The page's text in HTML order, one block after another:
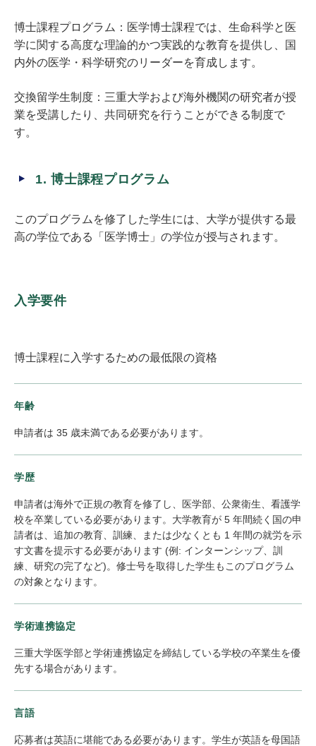
博士課程プログラム：医学博士課程では、生命科学と医
学に関する高度な理論的かつ実践的な教育を提供し、国
内外の医学・科学研究のリーダーを育成します。
交換留学生制度：三重大学および海外機関の研究者が授
業を受講したり、共同研究を行うことができる制度で
す。
1. 博士課程プログラム
このプログラムを修了した学生には、大学が提供する最
高の学位である「医学博士」の学位が授与されます。
入学要件
博士課程に入学するための最低限の資格
年齢
申請者は 35 歳未満である必要があります。
学歴
申請者は海外で正規の教育を修了し、医学部、公衆衛生、看護学
校を卒業している必要があります。大学教育が 5 年間続く国の申
請者は、追加の教育、訓練、または少なくとも 1 年間の就労を示
す文書を提示する必要があります (例: インターンシップ、訓
練、研究の完了など)。修士号を取得した学生もこのプログラム
の対象となります。
学術連携協定
三重大学医学部と学術連携協定を締結している学校の卒業生を優
先する場合があります。
言語
応募者は英語に堪能である必要があります。学生が英語を母国語